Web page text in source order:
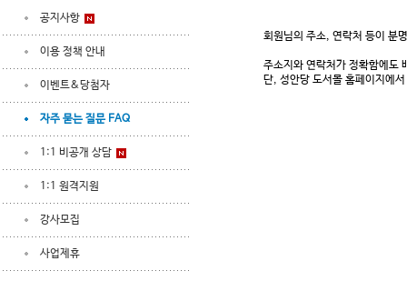
공지사항
이용 정책 안내
이벤트&당첨자
자주 묻는 질문 FAQ
1:1 비공개 상담
1:1 원격지원
강사모집
사업제휴
회원님의 주소, 연락처 등이 분
주소지와 연락처가 정확함에
단, 성안당 도서몰 홈페이지에